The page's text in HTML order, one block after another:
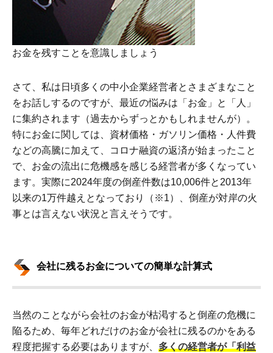
お金を残すことを意識しましょう
さて、私は日頃多くの中小企業経営者とさまざまなこと
をお話しするのですが、最近の悩みは「お金」と「人」
に集約されます（過去からずっとかもしれませんが）。
特にお金に関しては、資材価格・ガソリン価格・人件費
などの高騰に加えて、コロナ融資の返済が始まったこと
で、お金の流出に危機感を感じる経営者が多くなってい
ます。実際に2024年度の倒産件数は10,006件と2013年
以来の1万件越えとなっており（※1）、倒産が対岸の火
事とは言えない状況と言えそうです。
会社に残るお金についての簡単な計算式
当然のことながら会社のお金が枯渇すると倒産の危機に
陥るため、毎年どれだけのお金が会社に残るのかをある
程度把握する必要はありますが、 多くの経営者が「利益